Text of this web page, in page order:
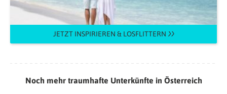
JETZT INSPIRIEREN & LOSFLITTERN
Noch mehr traumhafte Unterkünfte in Österreich